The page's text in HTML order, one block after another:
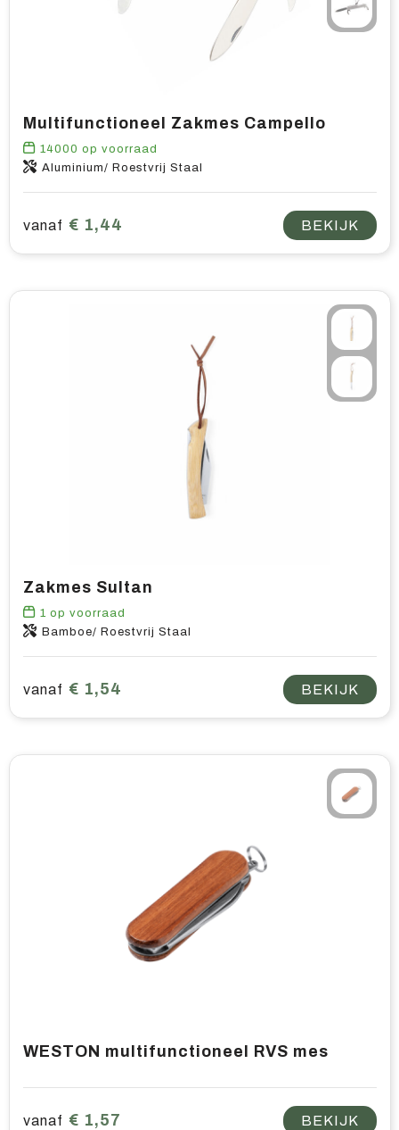
Multifunctioneel Zakmes Campello
14000 op voorraad
Aluminium/ Roestvrij Staal
vanaf € 1,44 BEKIJK
Zakmes Sultan
1 op voorraad
Bamboe/ Roestvrij Staal
vanaf € 1,54 BEKIJK
WESTON multifunctioneel RVS mes
vanaf € 1,57 BEKIJK